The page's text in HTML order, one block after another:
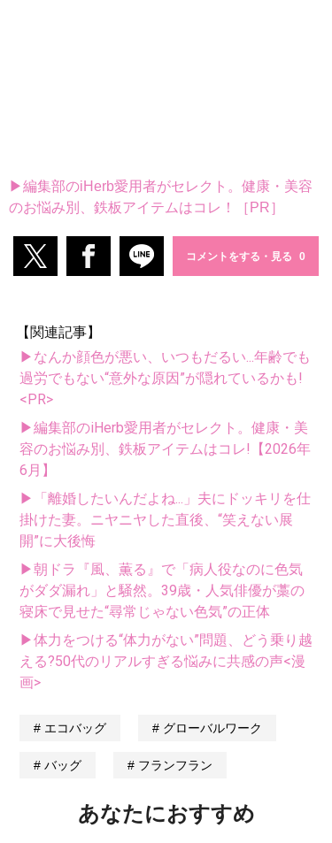
▶編集部のiHerb愛用者がセレクト。健康・美容
のお悩み別、鉄板アイテムはコレ！［PR］
コメントをする・見る
【関連記事】
▶なんか顔色が悪い、いつもだるい...年齢でも
過労でもない“意外な原因”が隠れているかも!
<PR>
▶編集部のiHerb愛用者がセレクト。健康・美
容のお悩み別、鉄板アイテムはコレ!【2026年
6月】
▶「離婚したいんだよね...」夫にドッキリを仕
掛けた妻。ニヤニヤした直後、“笑えない展
開”に大後悔
▶朝ドラ『風、薫る』で「病人役なのに色気
がダダ漏れ」と騒然。39歳・人気俳優が藁の
寝床で見せた“尋常じゃない色気”の正体
▶体力をつける“体力がない”問題、どう乗り越
える?50代のリアルすぎる悩みに共感の声<漫
画>
エコバッグ グローバルワーク
バッグ フランフラン
あなたにおすすめ